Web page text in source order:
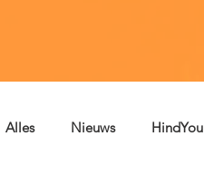
Alles Nieuws HindYou